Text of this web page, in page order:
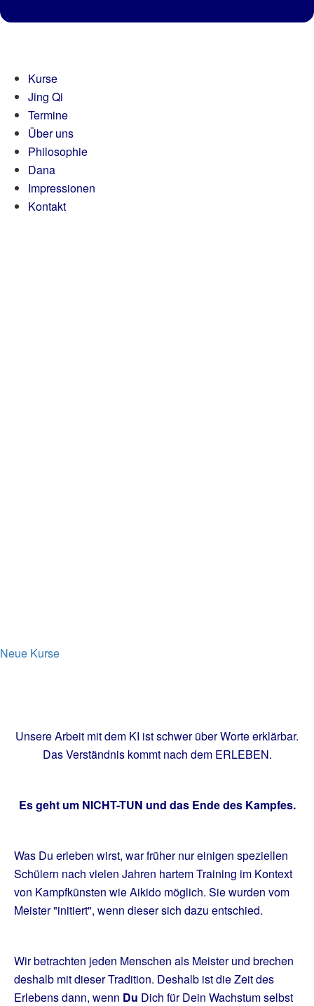
Kurse
Jing Qi
Termine
Über uns
Philosophie
Dana
Impressionen
Kontakt
Neue Kurse
Unsere Arbeit mit dem KI ist schwer über Worte erklärbar.
Das Verständnis kommt nach dem ERLEBEN.
Es geht um NICHT-TUN und das Ende des Kampfes.
Was Du erleben wirst, war früher nur einigen speziellen
Schülern nach vielen Jahren hartem Training im Kontext
von Kampfkünsten wie Aikido möglich. Sie wurden vom
Meister "initiert", wenn dieser sich dazu entschied.
Wir betrachten jeden Menschen als Meister und brechen
deshalb mit dieser Tradition. Deshalb ist die Zeit des
Erlebens dann, wenn Du Dich für Dein Wachstum selbst